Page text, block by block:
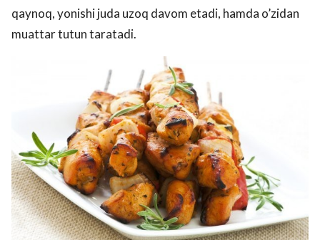
qaynoq, yonishi juda uzoq davom etadi, hamda o’zidan
muattar tutun taratadi.